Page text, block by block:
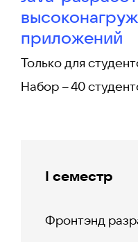
приложений
Только для
Набор – 40
I семестр
Фронтэнд